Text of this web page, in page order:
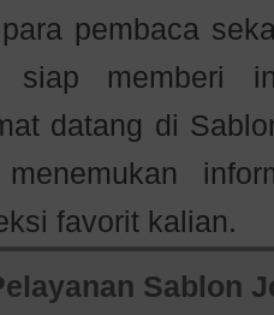
pembaca
siap memberi
datang di
favorit kalian.
Sablon